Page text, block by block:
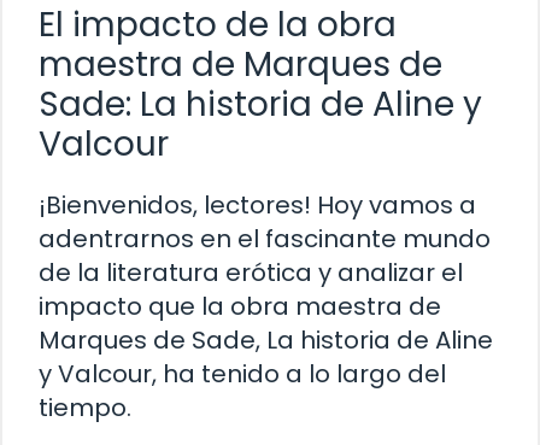
El impacto de la obra
maestra de Marques de
Sade: La historia de Aline y
Valcour
¡Bienvenidos, lectores! Hoy vamos a
adentrarnos en el fascinante mundo
de la literatura erótica y analizar el
impacto que la obra maestra de
Marques de Sade, La historia de Aline
y Valcour, ha tenido a lo largo del
tiempo.